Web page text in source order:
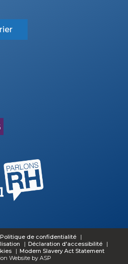
Politique de confidentialité
Déclaration d'accessibilité
Modern Slavery Act Statement
Website by ASP